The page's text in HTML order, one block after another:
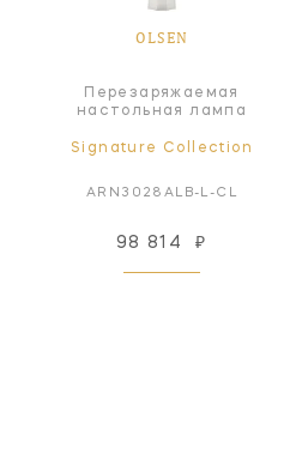
OLSEN
Перезаряжаемая
настольная лампа
Signature Collection
ARN3028ALB-L-CL
98 814 ₽